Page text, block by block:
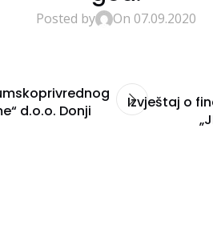
Posted by On 07.09.2020
d.o.o. Donji
Izvještaj o